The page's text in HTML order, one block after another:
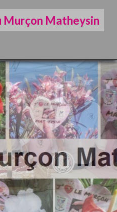
Murçon Matheysin